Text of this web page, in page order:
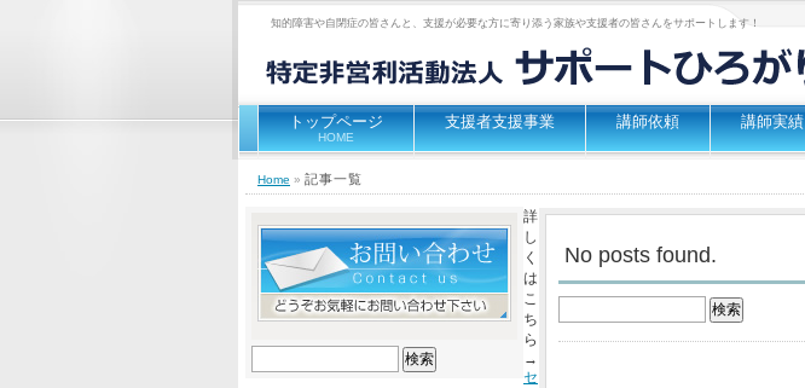
知的障害や自閉症の皆さんと、支援が必要な方に寄り添う家族や支援者の皆さんをサポートします！
トップページ
HOME
支援者支援事業 講師依頼 講師実績
Home » 記事一覧
No posts found.
索:
索:
詳
し
く
は
こ
ち
ら
→
セ